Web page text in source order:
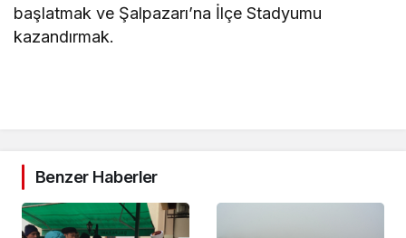
başlatmak ve Şalpazarı’na İlçe Stadyumu
kazandırmak.
Benzer Haberler